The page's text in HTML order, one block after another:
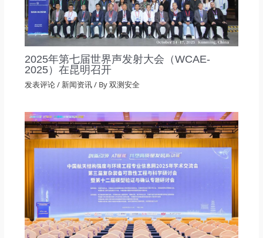
2025年第七届世界声发射大会（WCAE-
2025）在昆明召开
发表评论/ 新闻资讯/ By双测安全